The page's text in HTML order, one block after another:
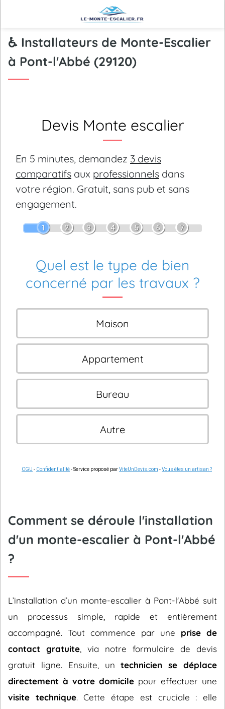
♿ Installateurs de Monte-Escalier
à Pont-l'Abbé (29120)
Devis Monte escalier
En 5 minutes, demandez 3 devis
comparatifs aux professionnels dans
votre région. Gratuit, sans pub et sans
engagement.
1 2 3 4 5 6 7
Quel est le type de bien
concerné par les travaux ?
Maison
Appartement
Bureau
Autre
CGU - Confidentialité- Service proposé parViteUnDevis.com -Vous êtes un artisan ?
Comment se déroule l'installation
d'un monte-escalier à Pont-l'Abbé
?
L’installation d’un monte-escalier à Pont-l'Abbé suit
un processus simple, rapide et entièrement
accompagné. Tout commence par une prise de
contact gratuite , via notre formulaire de devis
gratuit ligne. Ensuite, untechnicien se déplace
directement à votre domicile pour effectuer une
visite technique. Cette étape est cruciale : elle